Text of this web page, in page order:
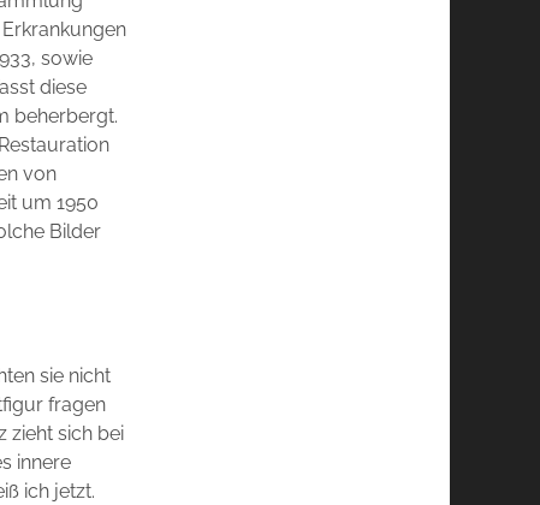
sowie
diese
beherbergt.
von
um 1950
Bilder
sie nicht
fragen
zieht sich bei
innere
ich jetzt.